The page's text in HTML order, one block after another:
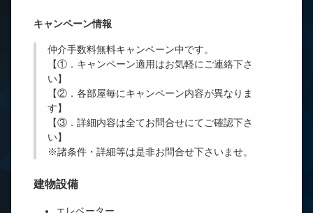
キャンペーン情報
仲介手数料無料キャンペーン中です。
【①．キャンペーン適用はお気軽にご連絡下さ
い】
【②．各部屋毎にキャンペーン内容が異なりま
す】
【③．詳細内容は全てお問合せにてご確認下さ
い】
※諸条件・詳細等は是非お問合せ下さいませ。
建物設備